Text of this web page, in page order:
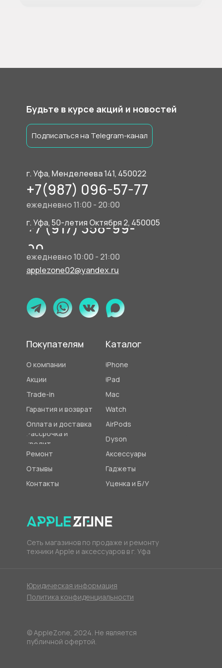
О компании
Будьте в курсе акций и новостей
Акции
Trade-in
Сеть магазинов по продаже и ремонту
техники Apple и аксессуаров в г. Уфа
Гарантия и возврат
Оплата и доставка
г. Уфа, Менделеева 141, 450022
Рассрочка и
кредит
+7(987) 096-57-77
Ремонт
г. Уфа, 50-летия Октября 2, 450005
Отзывы
+7 (917) 358-99-
90
Контакты
ежедневно 10:00 - 21:00
Покупателям
applezone02@yandex.ru
iPhone
Юридическая информация
iPad
© AppleZone, 2024. Не является
публичной офертой.
Mac
Политика конфиденциальности
Watch
AirPods
Каталог
Подписаться на Telegram-канал
Аксессуары
Гаджеты
Уценка и Б/У
Dyson
ежедневно 11:00 - 20:00